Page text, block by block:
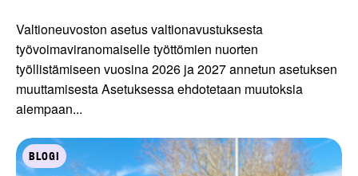
Valtioneuvoston asetus valtionavustuksesta
työvoimaviranomaiselle työttömien nuorten
työllistämiseen vuosina 2026 ja 2027 annetun asetuksen
muuttamisesta Asetuksessa ehdotetaan muutoksia
aiempaan...
BLOGI